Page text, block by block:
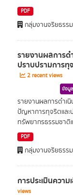
PDF
กลุ่มงานจริยธรรม
รายงานผลการ
ปราบปรามการ
2 recent views
ข้อมู
รายงานผลการดำเ
ปัญหาการทุจริตและ
ทรัพยากรธรรมชาติ
PDF
กลุ่มงานจริยธรรม
การประเมินควา
views